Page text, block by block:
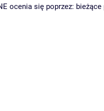
ocenia się poprzez: